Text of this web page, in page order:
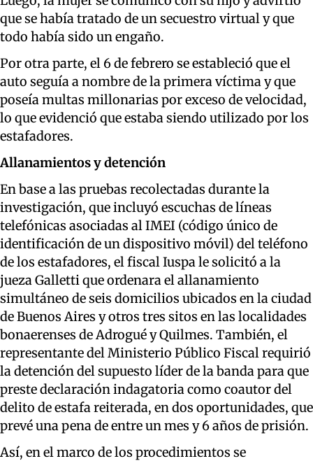
que se había tratado de un secuestro virtual y que
todo había sido un engaño.
Por otra parte, el 6 de febrero se estableció que el
auto seguía a nombre de la primera víctima y que
poseía multas millonarias por exceso de velocidad,
lo que evidenció que estaba siendo utilizado por los
estafadores.
Allanamientos y detención
En base a las pruebas recolectadas durante la
investigación, que incluyó escuchas de líneas
telefónicas asociadas al IMEI (código único de
identificación de un dispositivo móvil) del teléfono
de los estafadores, el fiscal Iuspa le solicitó a la
jueza Galletti que ordenara el allanamiento
simultáneo de seis domicilios ubicados en la ciudad
de Buenos Aires y otros tres sitos en las localidades
bonaerenses de Adrogué y Quilmes. También, el
representante del Ministerio Público Fiscal requirió
la detención del supuesto líder de la banda para que
preste declaración indagatoria como coautor del
delito de estafa reiterada, en dos oportunidades, que
prevé una pena de entre un mes y 6 años de prisión.
Así, en el marco de los procedimientos se